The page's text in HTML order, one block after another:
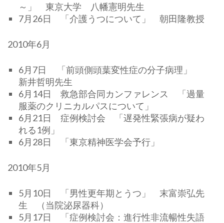
～」 東京大学 八幡憲明先生
7月26日 「介護うつについて」 朝田隆教授
2010年6月
6月7日 「前頭側頭葉変性症の分子病理」
新井哲明先生
6月14日 救急部合同カンファレンス 「過量
服薬のクリニカルパスについて」
6月21日 症例検討会 「遅発性緊張病が疑わ
れる1例」
6月28日 「東京精神医学会予行」
2010年5月
5月10日 「男性更年期とうつ」 末富崇弘先
生 （当院泌尿器科）
5月17日 「症例検討会：進行性非流暢性失語